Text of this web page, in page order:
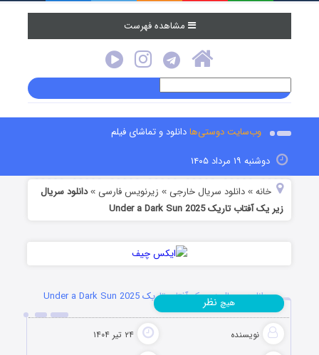
مشاهده فهرست
وب‌سایت دوستی‌هادانلود و تماشای فیلم
دوشنبه ۱۹ مرداد ۱۴۰۵
خانه »دانلود سریال خارجی » زیرنویس فارسی »دانلود سریال
زیر یک آفتاب تاریک Under a Dark Sun 2025
دانلود سریال زیر یک آفتاب تاریک Under a Dark Sun 2025
نویسنده ۲۴ تیر ۱۴۰۴
هیچ نظر